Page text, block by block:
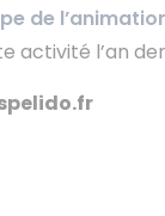
de
l’an